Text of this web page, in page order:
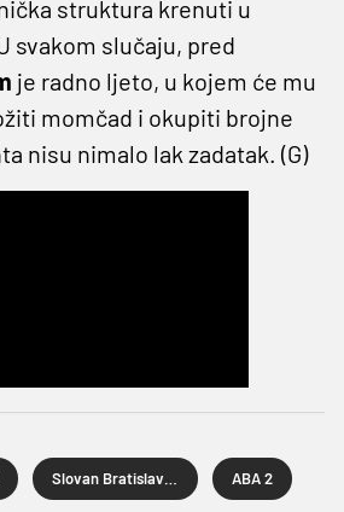
struktura krenuti u
svakom slučaju, pred
je radno ljeto, u kojem će mu
momčad i okupiti brojne
nisu nimalo lak zadatak. (G)
ABA 2